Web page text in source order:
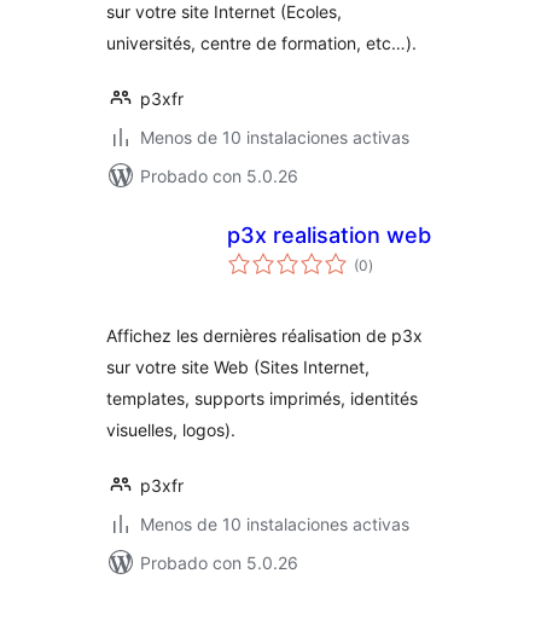
sur votre site Internet (Ecoles,
universités, centre de formation, etc…).
p3xfr
Menos de 10 instalaciones activas
Probado con 5.0.26
p3x realisation web
(0total
de
)
Affichez les dernières réalisation de p3x
sur votre site Web (Sites Internet,
templates, supports imprimés, identités
visuelles, logos).
p3xfr
Menos de 10 instalaciones activas
Probado con 5.0.26